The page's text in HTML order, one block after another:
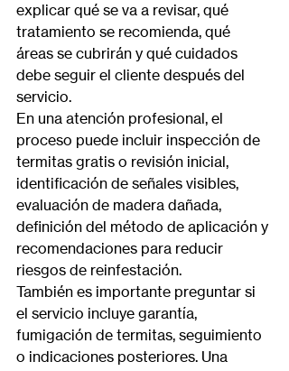
explicar qué se va a revisar, qué
tratamiento se recomienda, qué
áreas se cubrirán y qué cuidados
debe seguir el cliente después del
servicio.
En una atención profesional, el
proceso puede incluir inspección de
termitas gratis o revisión inicial,
identificación de señales visibles,
evaluación de madera dañada,
definición del método de aplicación y
recomendaciones para reducir
riesgos de reinfestación.
También es importante preguntar si
el servicio incluye garantía,
fumigación de termitas, seguimiento
o indicaciones posteriores. Una